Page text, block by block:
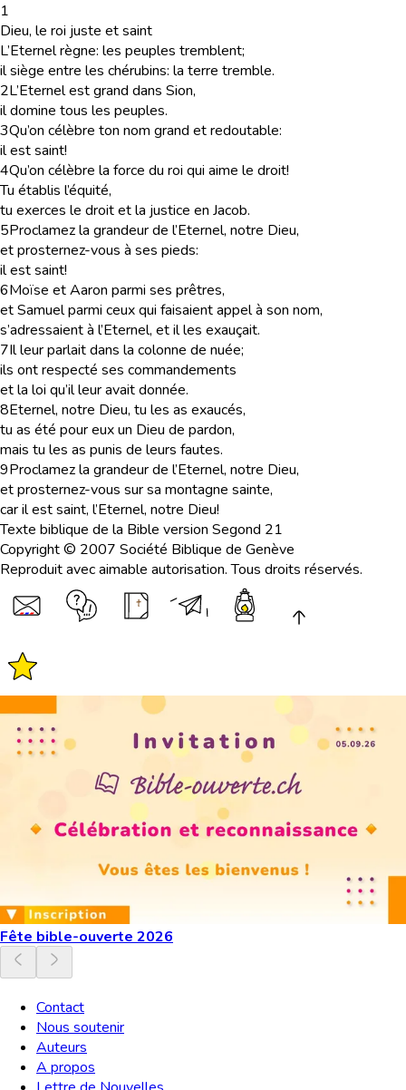
1
Dieu, le roi juste et saint
L’Eternel règne: les peuples tremblent;
il siège entre les chérubins: la terre tremble.
2L’Eternel est grand dans Sion,
il domine tous les peuples.
3Qu’on célèbre ton nom grand et redoutable:
il est saint!
4Qu’on célèbre la force du roi qui aime le droit!
Tu établis l’équité,
tu exerces le droit et la justice en Jacob.
5Proclamez la grandeur de l’Eternel, notre Dieu,
et prosternez-vous à ses pieds:
il est saint!
6Moïse et Aaron parmi ses prêtres,
et Samuel parmi ceux qui faisaient appel à son nom,
s’adressaient à l’Eternel, et il les exauçait.
7Il leur parlait dans la colonne de nuée;
ils ont respecté ses commandements
et la loi qu’il leur avait donnée.
8Eternel, notre Dieu, tu les as exaucés,
tu as été pour eux un Dieu de pardon,
mais tu les as punis de leurs fautes.
9Proclamez la grandeur de l’Eternel, notre Dieu,
et prosternez-vous sur sa montagne sainte,
car il est saint, l’Eternel, notre Dieu!
Texte biblique de la Bible version Segond 21
Copyright © 2007 Société Biblique de Genève
Reproduit avec aimable autorisation. Tous droits réservés.
Fête bible-ouverte 2026
Contact
Nous soutenir
Auteurs
A propos